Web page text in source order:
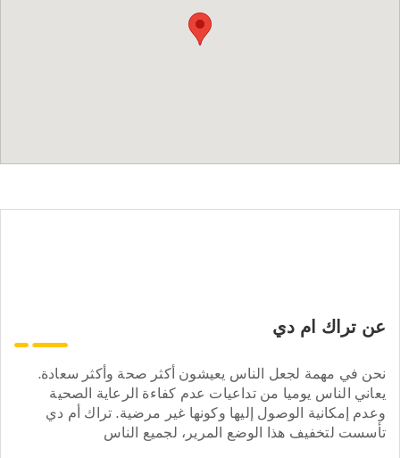
عن تراك ام دي
نحن في مهمة لجعل الناس يعيشون أكثر صحة وأكثر سعادة.
يعاني الناس يوميا من تداعيات عدم كفاءة الرعاية الصحية
وعدم إمكانية الوصول إليها وكونها غير مرضية. تراك أم دي
تأسست لتخفيف هذا الوضع المرير، لجميع الناس